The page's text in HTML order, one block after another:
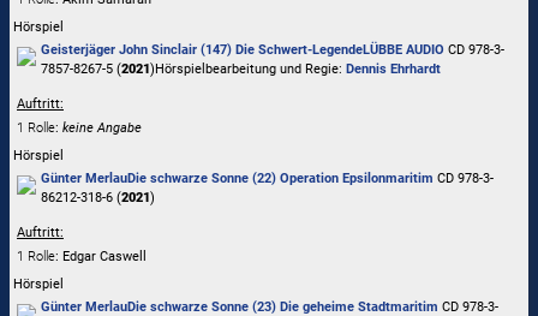
Hörspiel
Geisterjäger John Sinclair (147) Die Schwert-LegendeLÜBBE AUDIO CD 978-3-
7857-8267-5 (2021)Hörspielbearbeitung und Regie: Dennis Ehrhardt
Auftritt:
1 Rolle: keine Angabe
Hörspiel
Günter MerlauDie schwarze Sonne (22) Operation Epsilonmaritim CD 978-3-
86212-318-6 (2021)
Auftritt:
1 Rolle: Edgar Caswell
Hörspiel
Günter MerlauDie schwarze Sonne (23) Die geheime Stadtmaritim CD 978-3-